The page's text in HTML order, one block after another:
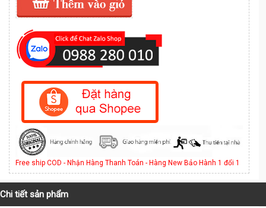
Free ship COD - Nhận Hàng Thanh Toán - Hàng New Bảo Hành 1 đổi 1
Chi tiết sản phẩm